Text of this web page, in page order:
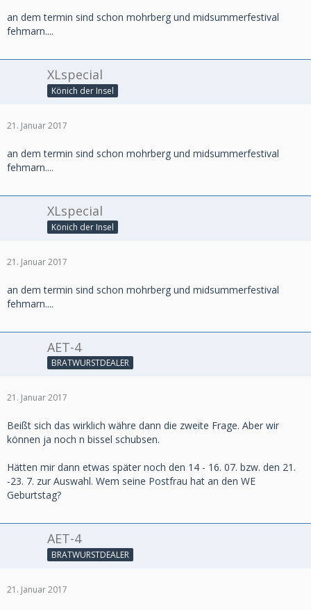
an dem termin sind schon mohrberg und midsummerfestival
fehmarn....
XLspecial
Könich der Insel
21. Januar 2017
an dem termin sind schon mohrberg und midsummerfestival
fehmarn....
XLspecial
Könich der Insel
21. Januar 2017
an dem termin sind schon mohrberg und midsummerfestival
fehmarn....
AET-4
BRATWURSTDEALER
21. Januar 2017
Beißt sich das wirklich währe dann die zweite Frage. Aber wir
können ja noch n bissel schubsen.
Hätten mir dann etwas später noch den 14 - 16. 07. bzw. den 21.
-23. 7. zur Auswahl. Wem seine Postfrau hat an den WE
Geburtstag?
AET-4
BRATWURSTDEALER
21. Januar 2017